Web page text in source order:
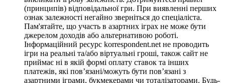
(принципів) відповідальної гри. При виявленні перших
ознак залежності негайно зверніться до спеціаліста.
Пам'ятайте, що участь в азартних іграх не може бути
джерелом доходів або альтернативою роботі.
Інформаційний ресурс korrespondent.net не проводить
ігри на реальні та/або віртуальні гроші, також сайт не
приймає ні в якій формі оплату ставок та інших
платежів, які пов’язані/можуть бути пов’язані з
азартними іграми, букмекерами чи тоталізаторами. Будь-